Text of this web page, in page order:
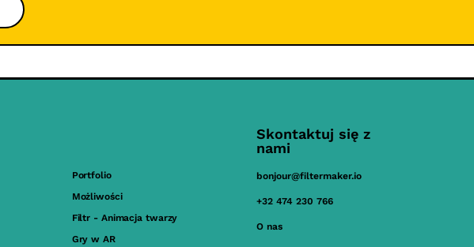
Portfolio
Możliwości
Filtr - Animacja twarzy
Gry w AR
Skontaktuj się z
nami
bonjour@filtermaker.io
+32 474 230 766
O nas